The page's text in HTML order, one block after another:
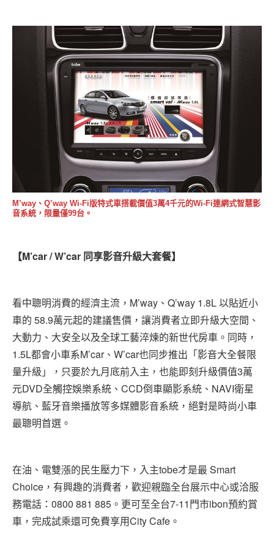
M’way、Q’way Wi-Fi版特式車搭載價值3萬4千元的Wi-Fi連網式智慧影
音系統，限量僅99台。
【M’car / W’car 同享影音升級大套餐】
看中聰明消費的經濟主流，M’way、Q’way 1.8L 以貼近小
車的 58.9萬元起的建議售價，讓消費者立即升級大空間、
大動力、大安全以及全球工藝淬煉的新世代房車。同時，
1.5L都會小車系M’car、W’car也同步推出「影音大全餐限
量升級」，只要於九月底前入主，也能即刻升級價值3萬
元DVD全觸控娛樂系統、CCD倒車顯影系統、NAVI衛星
導航、藍牙音樂播放等多媒體影音系統，絕對是時尚小車
最聰明首選。
在油、電雙漲的民生壓力下，入主tobe才是最 Smart
Choice，有興趣的消費者，歡迎親臨全台展示中心或洽服
務電話：0800 881 885。更可至全台7-11門市ibon預約賞
車，完成試乘還可免費享用City Cafe。